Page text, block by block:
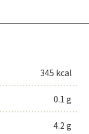
345 kcal
0.1 g
4.2 g